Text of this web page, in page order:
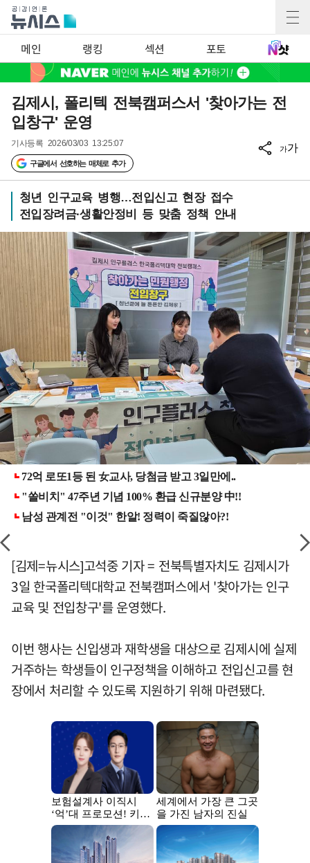
메인 랭킹 섹션 포토
김제시, 폴리텍 전북캠퍼스서 '찾아가는 전
입창구' 운영
기사등록 2026/03/03 13:25:07
구글에서 선호하는 매체로 추가
가가
청년 인구교육 병행…전입신고 현장 접수
전입장려금·생활안정비 등 맞춤 정책 안내
[김제=뉴시스]고석중 기자 = 전북특별자치도 김제시가
3일 한국폴리텍대학교 전북캠퍼스에서 '찾아가는 인구
교육 및 전입창구'를 운영했다.
이번 행사는 신입생과 재학생을 대상으로 김제시에 실제
거주하는 학생들이 인구정책을 이해하고 전입신고를 현
장에서 처리할 수 있도록 지원하기 위해 마련됐다.